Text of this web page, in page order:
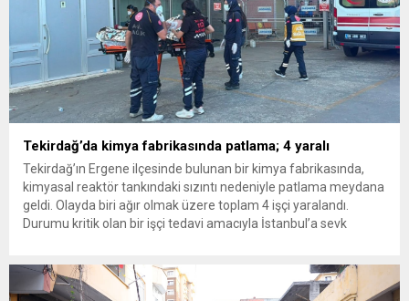
Tekirdağ’da kimya fabrikasında patlama; 4 yaralı
Tekirdağ’ın Ergene ilçesinde bulunan bir kimya fabrikasında,
kimyasal reaktör tankındaki sızıntı nedeniyle patlama meydana
geldi. Olayda biri ağır olmak üzere toplam 4 işçi yaralandı.
Durumu kritik olan bir işçi tedavi amacıyla İstanbul’a sevk
ilçesine...